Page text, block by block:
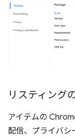
リスティング
アイテムの
配信、プライバシ